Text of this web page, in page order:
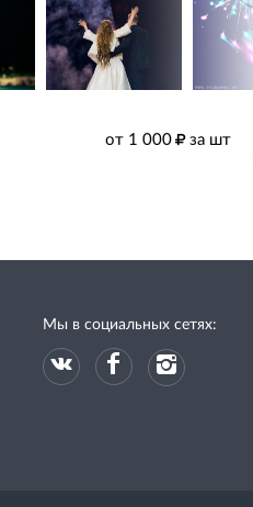
от 1 000 за шт
Мы в социальных сетях: